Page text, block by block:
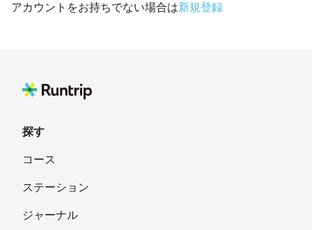
アカウントをお持ちでない場合は新規登録
探す
コース
ステーション
ジャーナル